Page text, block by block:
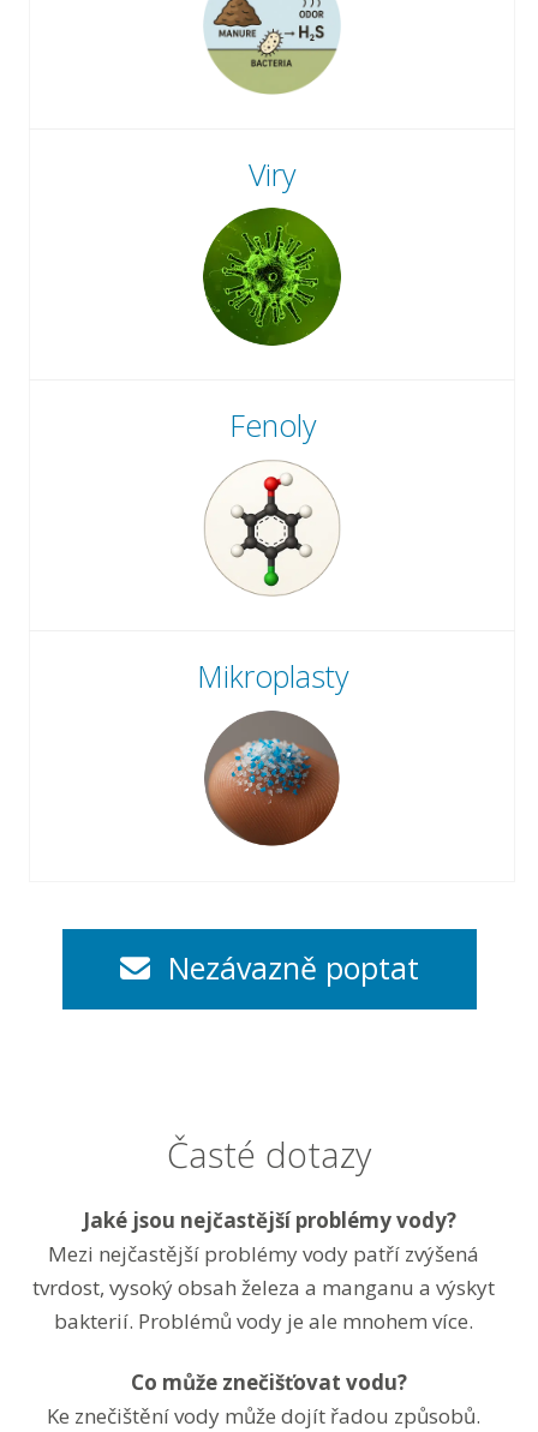
Viry
Fenoly
Mikroplasty
Nezávazně poptat
Časté dotazy
Jaké jsou nejčastější problémy vody?
Mezi nejčastější problémy vody patří zvýšená
tvrdost, vysoký obsah železa a manganu a výskyt
bakterií. Problémů vody je ale mnohem více.
Co může znečišťovat vodu?
Ke znečištění vody může dojít řadou způsobů.